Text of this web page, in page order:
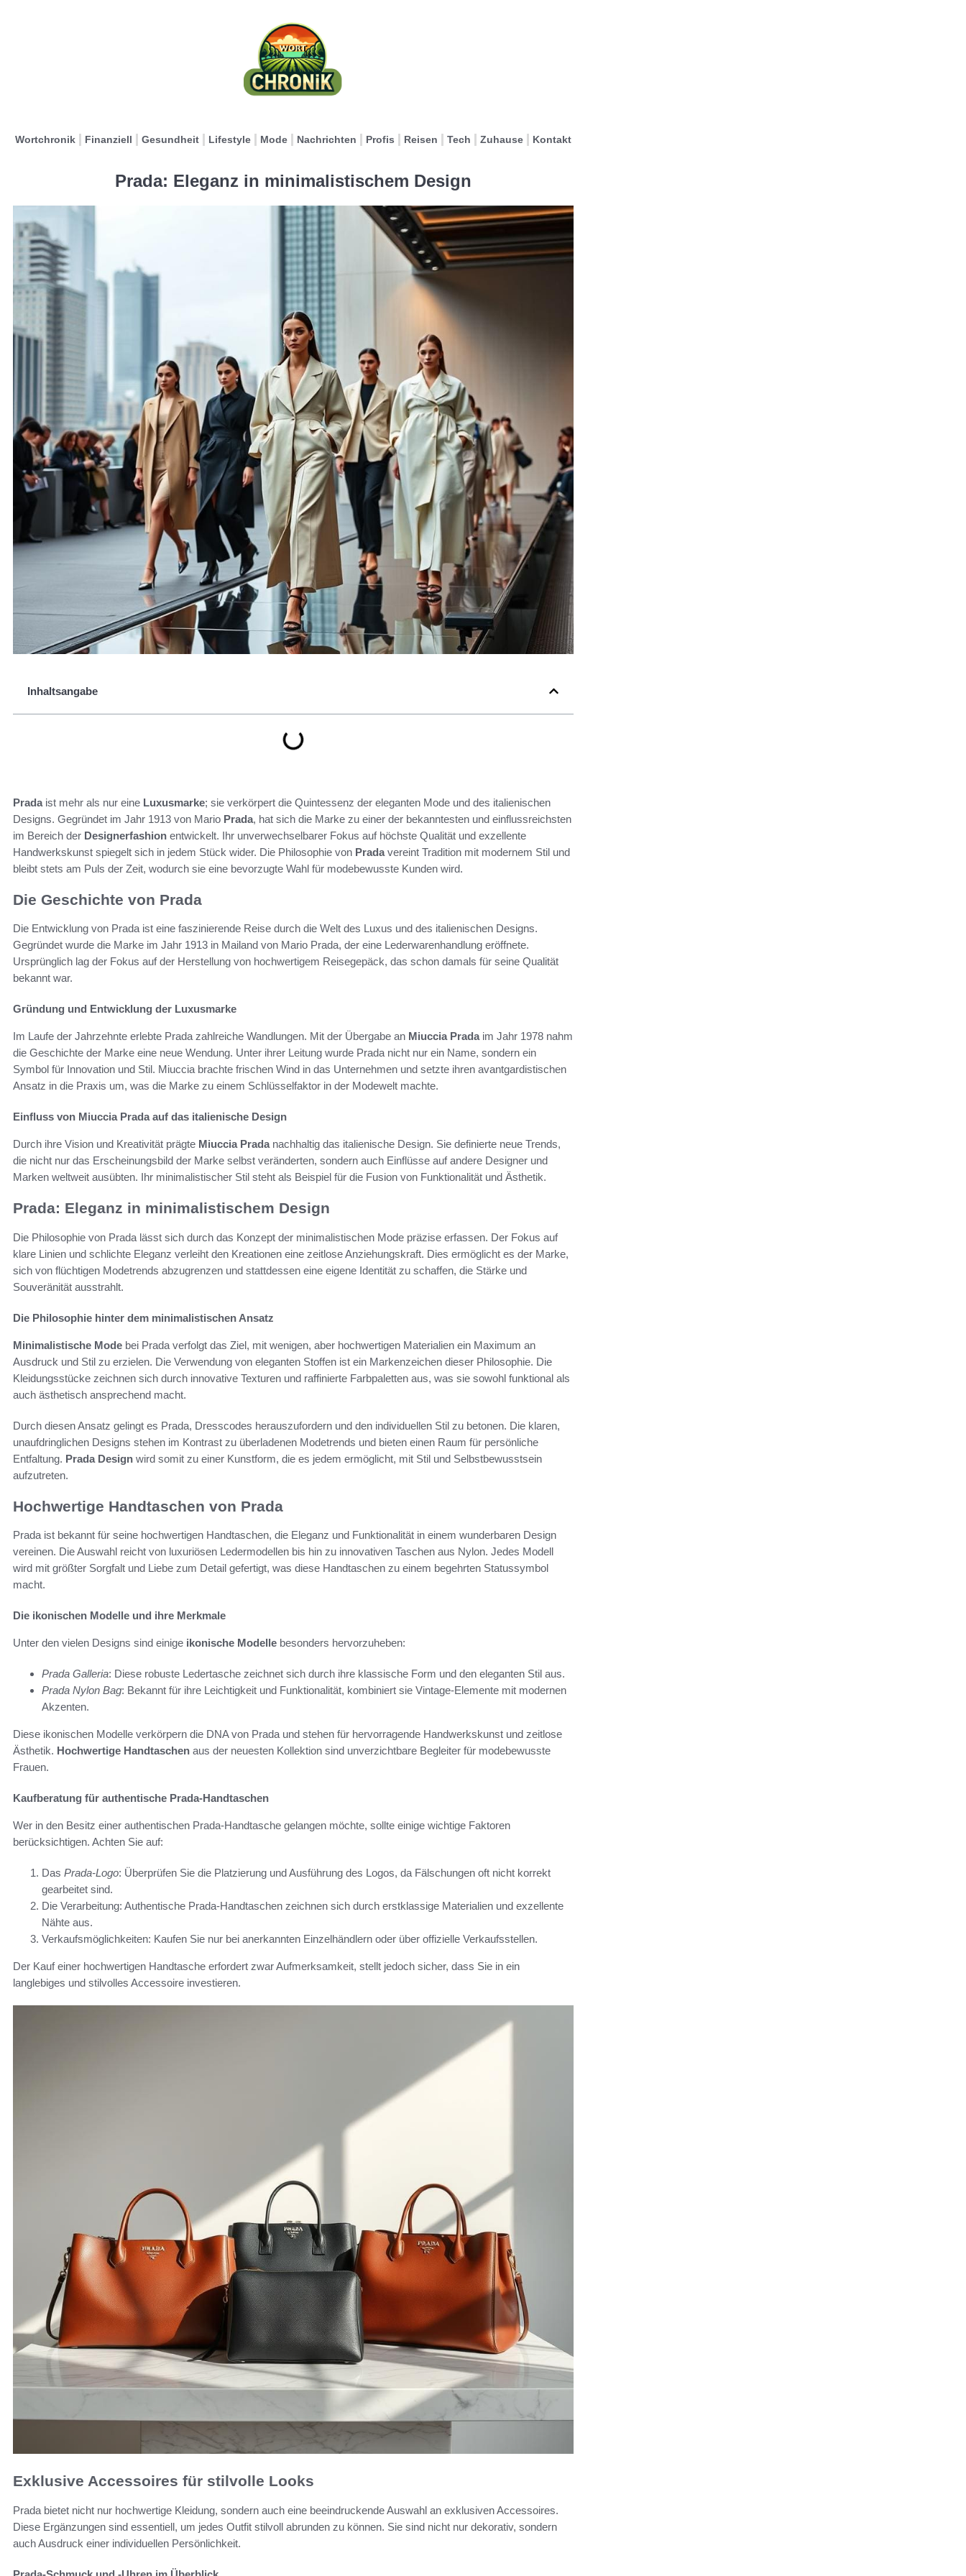
Wortchronik Finanziell Gesundheit Lifestyle Mode Nachrichten Profis Reisen Tech Zuhause Kontakt
Prada: Eleganz in minimalistischem Design
Inhaltsangabe
Pradaist mehr als nur eine Luxusmarke; sie verkörpert die Quintessenz der eleganten Mode und des italienischen
Designs. Gegründet im Jahr 1913 von Mario Prada, hat sich die Marke zu einer der bekanntesten und einflussreichsten
im Bereich der Designerfashion entwickelt. Ihr unverwechselbarer Fokus auf höchste Qualität und exzellente
Handwerkskunst spiegelt sich in jedem Stück wider. Die Philosophie von Pradavereint Tradition mit modernem Stil und
bleibt stets am Puls der Zeit, wodurch sie eine bevorzugte Wahl für modebewusste Kunden wird.
Die Geschichte von Prada
Die Entwicklung von Prada ist eine faszinierende Reise durch die Welt des Luxus und des italienischen Designs.
Gegründet wurde die Marke im Jahr 1913 in Mailand von Mario Prada, der eine Lederwarenhandlung eröffnete.
Ursprünglich lag der Fokus auf der Herstellung von hochwertigem Reisegepäck, das schon damals für seine Qualität
bekannt war.
Gründung und Entwicklung der Luxusmarke
Im Laufe der Jahrzehnte erlebte Prada zahlreiche Wandlungen. Mit der Übergabe an Miuccia Pradaim Jahr 1978 nahm
die Geschichte der Marke eine neue Wendung. Unter ihrer Leitung wurde Prada nicht nur ein Name, sondern ein
Symbol für Innovation und Stil. Miuccia brachte frischen Wind in das Unternehmen und setzte ihren avantgardistischen
Ansatz in die Praxis um, was die Marke zu einem Schlüsselfaktor in der Modewelt machte.
Einfluss von Miuccia Prada auf das italienische Design
Durch ihre Vision und Kreativität prägte Miuccia Pradanachhaltig das italienische Design. Sie definierte neue Trends,
die nicht nur das Erscheinungsbild der Marke selbst veränderten, sondern auch Einflüsse auf andere Designer und
Marken weltweit ausübten. Ihr minimalistischer Stil steht als Beispiel für die Fusion von Funktionalität und Ästhetik.
Prada: Eleganz in minimalistischem Design
Die Philosophie von Prada lässt sich durch das Konzept der minimalistischen Mode präzise erfassen. Der Fokus auf
klare Linien und schlichte Eleganz verleiht den Kreationen eine zeitlose Anziehungskraft. Dies ermöglicht es der Marke,
sich von flüchtigen Modetrends abzugrenzen und stattdessen eine eigene Identität zu schaffen, die Stärke und
Souveränität ausstrahlt.
Die Philosophie hinter dem minimalistischen Ansatz
Minimalistische Mode bei Prada verfolgt das Ziel, mit wenigen, aber hochwertigen Materialien ein Maximum an
Ausdruck und Stil zu erzielen. Die Verwendung von eleganten Stoffen ist ein Markenzeichen dieser Philosophie. Die
Kleidungsstücke zeichnen sich durch innovative Texturen und raffinierte Farbpaletten aus, was sie sowohl funktional als
auch ästhetisch ansprechend macht.
Durch diesen Ansatz gelingt es Prada, Dresscodes herauszufordern und den individuellen Stil zu betonen. Die klaren,
unaufdringlichen Designs stehen im Kontrast zu überladenen Modetrends und bieten einen Raum für persönliche
Entfaltung. Prada Design wird somit zu einer Kunstform, die es jedem ermöglicht, mit Stil und Selbstbewusstsein
aufzutreten.
Hochwertige Handtaschen von Prada
Prada ist bekannt für seine hochwertigen Handtaschen, die Eleganz und Funktionalität in einem wunderbaren Design
vereinen. Die Auswahl reicht von luxuriösen Ledermodellen bis hin zu innovativen Taschen aus Nylon. Jedes Modell
wird mit größter Sorgfalt und Liebe zum Detail gefertigt, was diese Handtaschen zu einem begehrten Statussymbol
macht.
Die ikonischen Modelle und ihre Merkmale
Unter den vielen Designs sind einige ikonische Modelle besonders hervorzuheben:
Prada Galleria: Diese robuste Ledertasche zeichnet sich durch ihre klassische Form und den eleganten Stil aus.
Prada Nylon Bag: Bekannt für ihre Leichtigkeit und Funktionalität, kombiniert sie Vintage-Elemente mit modernen
Akzenten.
Diese ikonischen Modelle verkörpern die DNA von Prada und stehen für hervorragende Handwerkskunst und zeitlose
Ästhetik. Hochwertige Handtaschen aus der neuesten Kollektion sind unverzichtbare Begleiter für modebewusste
Frauen.
Kaufberatung für authentische Prada-Handtaschen
Wer in den Besitz einer authentischen Prada-Handtasche gelangen möchte, sollte einige wichtige Faktoren
berücksichtigen. Achten Sie auf:
Das Prada-Logo: Überprüfen Sie die Platzierung und Ausführung des Logos, da Fälschungen oft nicht korrekt
gearbeitet sind.
Die Verarbeitung: Authentische Prada-Handtaschen zeichnen sich durch erstklassige Materialien und exzellente
Nähte aus.
Verkaufsmöglichkeiten: Kaufen Sie nur bei anerkannten Einzelhändlern oder über offizielle Verkaufsstellen.
Der Kauf einer hochwertigen Handtasche erfordert zwar Aufmerksamkeit, stellt jedoch sicher, dass Sie in ein
langlebiges und stilvolles Accessoire investieren.
Exklusive Accessoires für stilvolle Looks
Prada bietet nicht nur hochwertige Kleidung, sondern auch eine beeindruckende Auswahl an exklusiven Accessoires.
Diese Ergänzungen sind essentiell, um jedes Outfit stilvoll abrunden zu können. Sie sind nicht nur dekorativ, sondern
auch Ausdruck einer individuellen Persönlichkeit.